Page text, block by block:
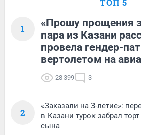
1
«Прошу прощения
пара из Казани
провела гендер-
вертолетом на
28 399 3
2
«Заказали на 3-летие»:
в Казани турок забрал
сына